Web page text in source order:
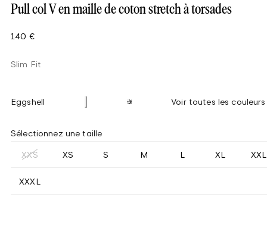
Pull col V en maille de coton stretch à torsades
140 €
Slim Fit
Eggshell Voir toutes les couleurs
Sélectionnez une taille
XXS XS S M L XL XXL
XXXL